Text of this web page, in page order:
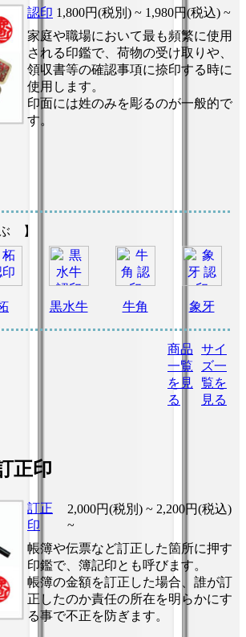
認印 1,800円(税別) ~ 1,980円(税込) ~
家庭や職場において最も頻繁に使用
される印鑑で、荷物の受け取りや、
領収書等の確認事項に捺印する時に
使用します。
印面には姓のみを彫るのが一般的で
す。
】
黒水牛 牛角 象牙
商品
一覧
を見
る
サイ
ズ一
覧を
見る
正印
訂正
印
2,000円(税別) ~ 2,200円(税込)
~
帳簿や伝票など訂正した箇所に押す
印鑑で、簿記印とも呼びます。
帳簿の金額を訂正した場合、誰が訂
正したのか責任の所在を明らかにす
る事で不正を防ぎます。